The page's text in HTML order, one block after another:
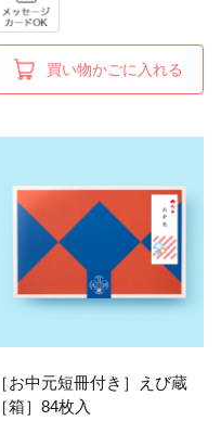
買い物かごに入れる
［お中元短冊付き］えび蔵
［箱］84枚入